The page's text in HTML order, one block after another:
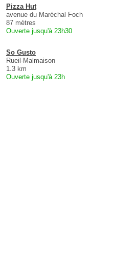
Pizza Hut
avenue du Maréchal Foch
87 mètres
Ouverte jusqu'à 23h30
So Gusto
Rueil-Malmaison
1.3 km
Ouverte jusqu'à 23h